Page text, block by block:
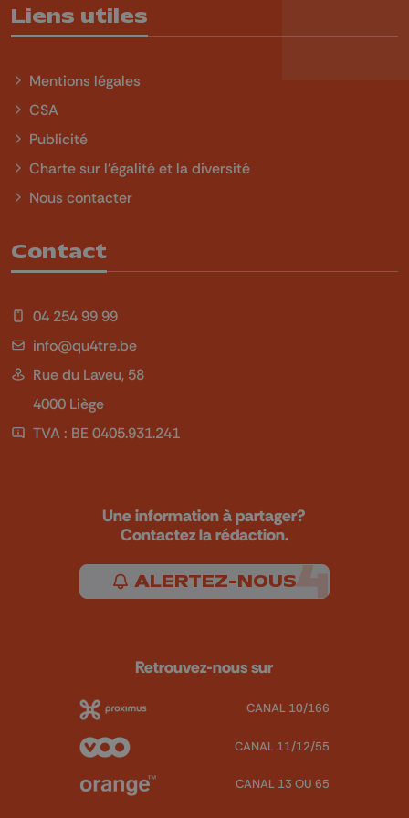
Liens utiles
Mentions légales
CSA
Publicité
Charte sur l'égalité et la diversité
Nous contacter
Contact
04 254 99 99
info@qu4tre.be
Rue du Laveu, 58
4000 Liège
TVA : BE 0405.931.241
Une information à partager?
Contactez la rédaction.
ALERTEZ-NOUS
Retrouvez-nous sur
CANAL 10/166
CANAL 11/12/55
CANAL 13 OU 65